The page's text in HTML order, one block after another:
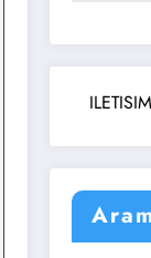
ILETISIM: